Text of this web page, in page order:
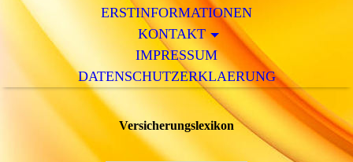
ERSTINFORMATIONEN
KONTAKT
IMPRESSUM
DATENSCHUTZERKLAERUNG
Versicherungslexikon